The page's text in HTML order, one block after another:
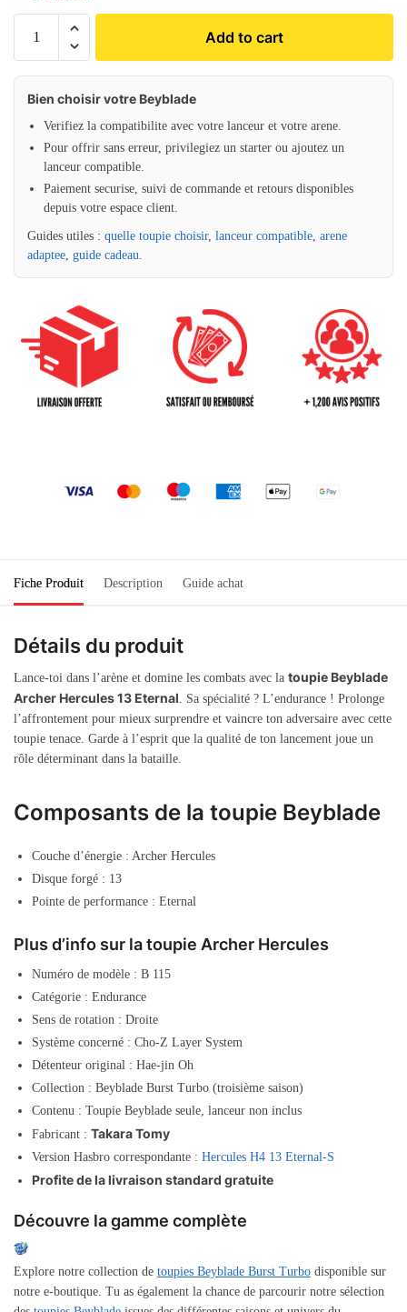
Add to cart
Bien choisir votre Beyblade
Verifiez la compatibilite avec votre lanceur et votre arene.
Pour offrir sans erreur, privilegiez un starter ou ajoutez un
lanceur compatible.
Paiement securise, suivi de commande et retours disponibles
depuis votre espace client.
Guides utiles : quelle toupie choisir, lanceur compatible arene
adaptee guide cadeau
Fiche Produit Description Guide achat
Détails du produit
Lance-toi dans l’arène et domine les combats avec la toupie Beyblade
Archer Hercules 13 Eternal. Sa spécialité ? L’endurance ! Prolonge
l’affrontement pour mieux surprendre et vaincre ton adversaire avec cette
toupie tenace. Garde à l’esprit que la qualité de ton lancement joue un
rôle déterminant dans la bataille.
Composants de la toupie Beyblade
Couche d’énergie : Archer Hercules
Disque forgé : 13
Pointe de performance : Eternal
Plus d’info sur la toupie Archer Hercules
Numéro de modèle : B 115
Catégorie : Endurance
Sens de rotation : Droite
Système concerné : Cho-Z Layer System
Détenteur original : Hae-jin Oh
Collection : Beyblade Burst Turbo (troisième saison)
Contenu : Toupie Beyblade seule, lanceur non inclus
Fabricant : Takara Tomy
Version Hasbro correspondante : Hercules H4 13 Eternal-S
Profite de la livraison standard gratuite
Découvre la gamme complète
Explore notre collection de toupies Beyblade Burst Turbo disponible sur
notre e-boutique. Tu as également la chance de parcourir notre sélection